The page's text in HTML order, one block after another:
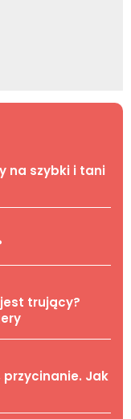
na szybki i tani
trujący?
przycinanie. Jak